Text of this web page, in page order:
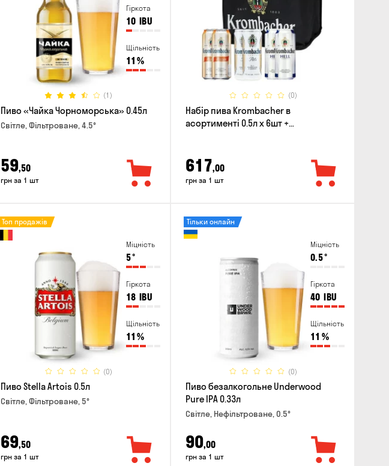
Гіркота
10 IBU
Щільність
11 %
(1)
Пиво «Чайка Чорноморська» 0.45л
Світле, Фільтроване, 4.5°
59,50
грн за 1 шт
(0)
Набір пива Krombacher в
асортименті 0.5л х 6шт +
617,00
грн за 1 шт
Міцність
5°
Гіркота
18 IBU
Щільність
11 %
(0)
Топ продажів
Пиво Stella Artois 0.5л
Світле, Фільтроване, 5°
69,50
грн за 1 шт
Міцність
0.5°
Гіркота
40 IBU
Щільність
11 %
(0)
Тільки онлайн
Пиво безалкогольне Underwood
Pure IPA 0.33л
Світле, Нефільтроване, 0.5°
90,00
грн за 1 шт